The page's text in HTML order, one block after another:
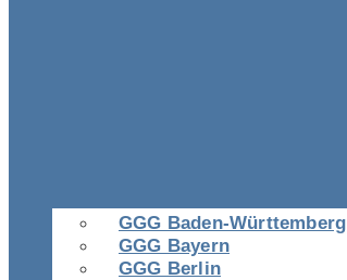
GGG Baden-Württemberg
GGG Bayern
GGG Berlin